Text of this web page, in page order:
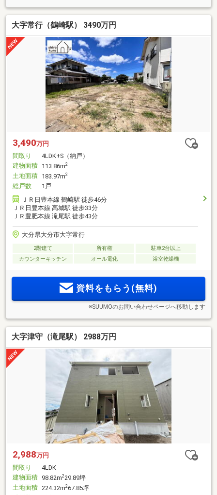
大字常行（鶴崎駅） 3490万円
3,490万円
間取り
4LDK+S（納戸）
建物面積 113.86m2
土地面積 183.97m2
総戸数
1戸
ＪＲ日豊本線 鶴崎駅 徒歩46分
ＪＲ日豊本線 高城駅 徒歩33分
ＪＲ豊肥本線 滝尾駅 徒歩43分
大分県大分市大字常行
2階建て 所有権
駐車2台以上
カウンターキッチン
オール電化 浴室乾燥機
資料をもらう(無料)
※SUUMOのお問い合わせページへ移動します
大字津守（滝尾駅） 2988万円
2,988万円
間取り
4LDK
建物面積 98.82m229.89坪
土地面積 224.32m267.85坪